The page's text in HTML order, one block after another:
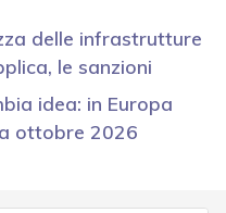
delle infrastrutture
le sanzioni
idea: in Europa
ottobre 2026